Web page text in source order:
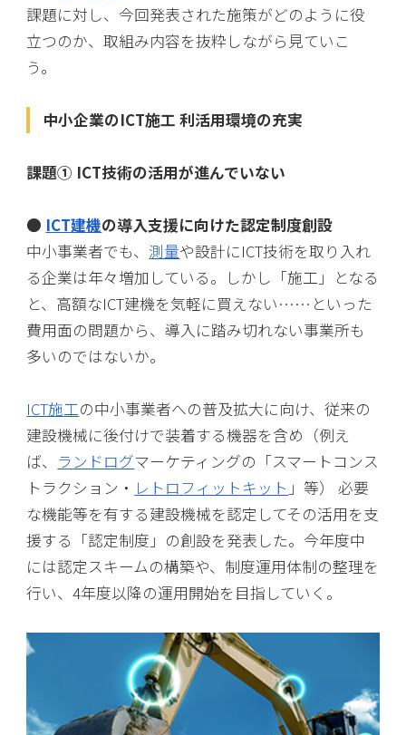
課題に対し、今回発表された施策がどのように役
立つのか、取組み内容を抜粋しながら見ていこ
う。
中小企業のICT施工 利活用環境の充実
課題① ICT技術の活用が進んでいない
● ICT建機の導入支援に向けた認定制度創設
中小事業者でも、測量や設計にICT技術を取り入れ
る企業は年々増加している。しかし「施工」となる
と、高額なICT建機を気軽に買えない……といった
費用面の問題から、導入に踏み切れない事業所も
多いのではないか。
ICT施工の中小事業者への普及拡大に向け、従来の
建設機械に後付けで装着する機器を含め（例え
ば、 ランドログマーケティングの「スマートコンス
トラクション・ レトロフィットキット 」等） 必要
な機能等を有する建設機械を認定してその活用を支
援する「認定制度」の創設を発表した。今年度中
には認定スキームの構築や、制度運用体制の整理を
行い、4年度以降の運用開始を目指していく。